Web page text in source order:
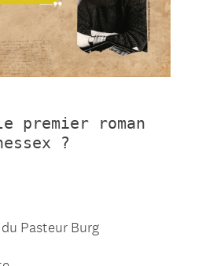
premier roman
?
Pasteur Burg